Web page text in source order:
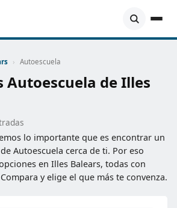
› Autoescuela
Autoescuela de Illes
lo importante que es encontrar un
Autoescuela cerca de ti. Por eso
en Illes Balears, todas con
y elige el que más te convenza.